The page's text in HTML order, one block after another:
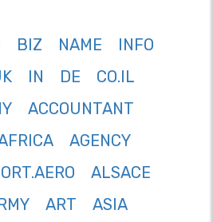
BIZ NAME
INFO
IN DE
CO.IL
ACCOUNTANT
AGENCY
ALSACE
ART
ASIA